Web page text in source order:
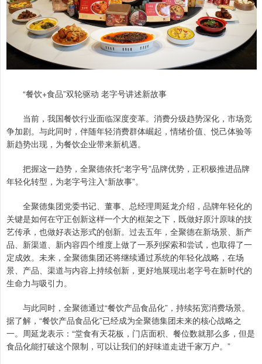
“餐饮+食品”双轮驱动 老字号讲述新故事
当前，我国餐饮行业面临深度变革。消费分级趋势深化，市场竞
争加剧。与此同时，伴随年轻消费群体崛起，情绪价值、悦己体验等
新趋势出现，为餐饮企业带来新机遇。
把握这一趋势，全聚德依托“老字号”品牌优势，正积极推进品牌
年轻化转型，为老字号注入“新故事”。
全聚德集团党委书记、董事、总经理周延龙介绍，品牌年轻化的
关键是如何在守正创新这样一个大的框架之下，既做好原汁原味的技
艺传承，也做好表达形式的创新。过去五年，全聚德在新场景、新产
品、新渠道、新内容四个维度上做了一系列探索和尝试，也取得了一
定成效。未来，全聚德集团还将继续通过系统的年轻化战略，在场
景、产品、渠道与内容上持续创新，更好地展现出老字号在新时代的
生命力与吸引力。
与此同时，全聚德通过“餐饮产品食品化”，持续拓宽消费场景。
据了解，“餐饮产品食品化”已经成为全聚德集团未来的核心战略之
一。周延龙表示：“堂食有天花板，门店面积、餐位数就那么多，但是
食品化能打破这个限制，可以让我们的好味道走进千家万户。”